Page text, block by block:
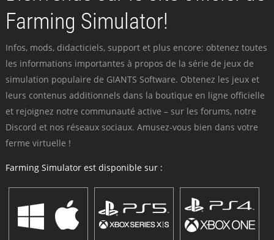
Farming Simulator!
Infos, mods, didacticiels, support et plus encore: obtenez toutes
les informations importantes à propos de la série de jeux de
simulation populaire de GIANTS Software. Obtenez les jeux et
leurs contenus additionnels dans la boutique en ligne officielle
et rejoignez notre communauté active – sur les forums, notre
Discord et nos réseaux sociaux. Amusez-vous bien dans votre
ferme virtuelle !
Farming Simulator est disponible sur :